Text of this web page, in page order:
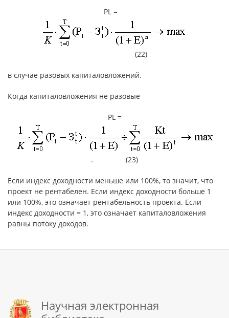
PL =
(22)
в случае разовых капиталовложений.
Когда капиталовложения не разовые
PL =
. (23)
Если индекс доходности меньше или 100%, то значит, что
проект не рентабелен. Если индекс доходности больше 1
или 100%, это означает рентабельность проекта. Если
индекс доходности = 1, это означает капиталовложения
равны потоку доходов.
Научная электронная